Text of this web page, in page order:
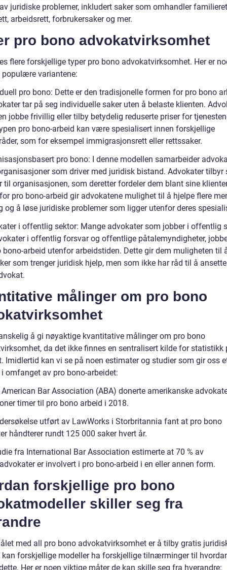
juridiske problemer, inkludert saker som omhandler
arbeidsrett, forbrukersaker og mer.
pro bono advokatvirksomhet
flere forskjellige typer pro bono advokatvirksomhet. Her er
populære variantene:
pro bono: Dette er den tradisjonelle formen for pro bono
tar på seg individuelle saker uten å belaste klienten.
jobbe frivillig eller tilby betydelig reduserte priser for
pro bono-arbeid kan være spesialisert innen forskjellige
som for eksempel immigrasjonsrett eller rettssaker.
pro bono: I denne modellen samarbeider
som driver med juridisk bistand. Advokater tilbyr
til organisasjonen, som deretter fordeler dem blant sine
pro bono-arbeid gir advokatene mulighet til å hjelpe flere
og å løse juridiske problemer som ligger utenfor deres
i offentlig sektor: Mange advokater som jobber i offentlig
i offentlig forsvar og offentlige påtalemyndigheter,
bono-arbeid utenfor arbeidstiden. Dette gir dem muligheten til
som trenger juridisk hjelp, men som ikke har råd til å
målinger om pro bono
å gi nøyaktige kvantitative målinger om pro bono
da det ikke finnes en sentralisert kilde for statistikk
Imidlertid kan vi se på noen estimater og studier som gir oss
omfanget av pro bono-arbeidet:
Bar Association (ABA) donerte amerikanske
timer til pro bono arbeid i 2018.
utført av LawWorks i Storbritannia fant at pro bono
håndterer rundt 125 000 saker hvert år.
fra International Bar Association estimerte at 70 % av
er involvert i pro bono-arbeid i en eller annen form.
forskjellige pro bono
skiller seg fra
med all pro bono advokatvirksomhet er å tilby gratis
kan forskjellige modeller ha forskjellige tilnærminger til
Her er noen viktige måter de kan skille seg fra hverandre: